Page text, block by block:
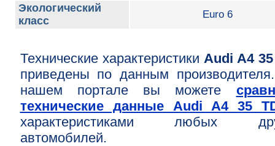
Экологический
класс
Euro 6
Технические характеристики Audi A4
приведены по данным
нашем портале вы можете
технические данные Audi A4 35
характеристиками любых
автомобилей.